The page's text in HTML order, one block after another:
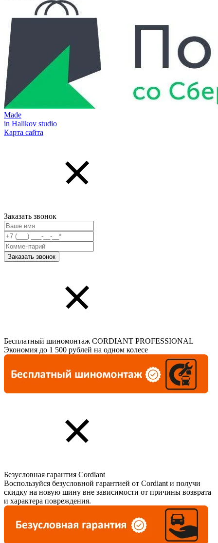
Made
in Halikov studio
Карта сайта
Заказать звонок
Бесплатный шиномонтаж CORDIANT PROFESSIONAL
Экономия до 1 500 рублей на одном колесе
Безусловная гарантия Cordiant
Воспользуйся безусловной гарантией от Cordiant и получи
скидку на новую шину вне зависимости от причины возврата
и характера повреждения.